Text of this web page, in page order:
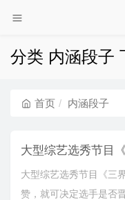
分类 内涵段子
首页 内涵段子
大型综艺选秀节目
大型综艺选秀节目《三
赞，就可决定选手是否